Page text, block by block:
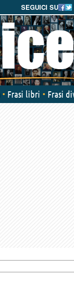
SEGUICI SU
Frasi libri Frasi